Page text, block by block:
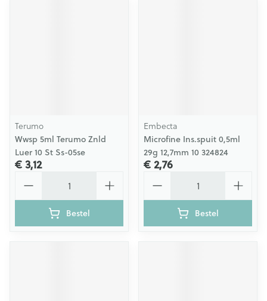
Terumo
Wwsp 5ml Terumo Znld
Luer 10 St Ss-05se
€ 3,12
Bestel
Embecta
Microfine Ins.spuit 0,5ml
29g 12,7mm 10 324824
€ 2,76
Bestel